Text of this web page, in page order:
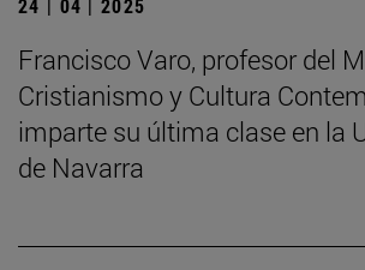
24 | 04 | 2025
Francisco Varo, profesor del
Cristianismo y Cultura
imparte su última clase en la
de Navarra